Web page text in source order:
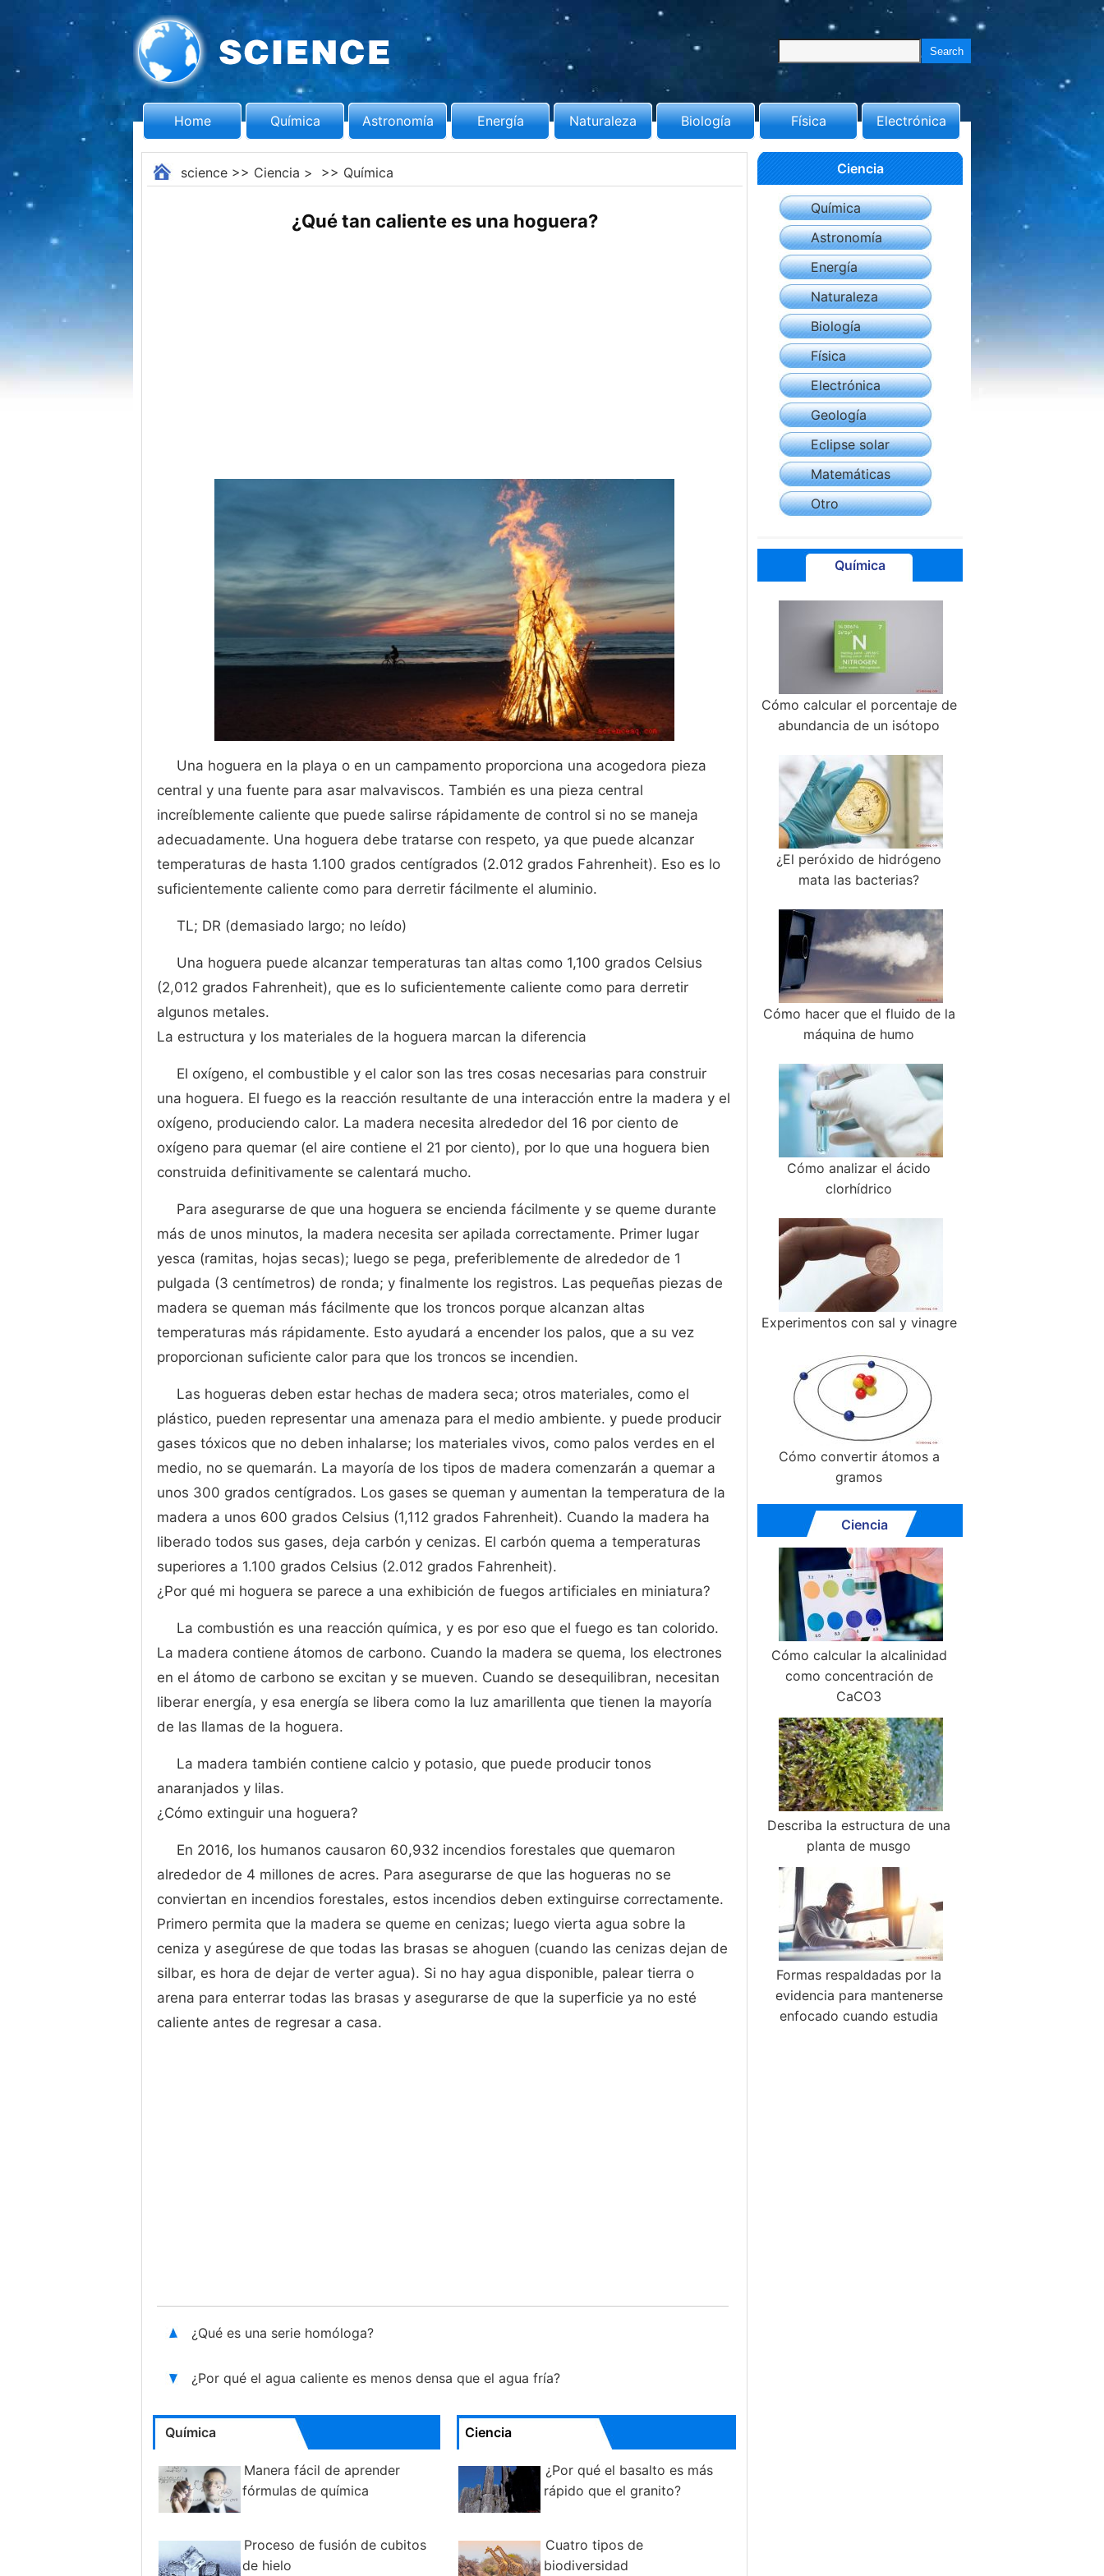
Home Química Astronomía Energía Naturaleza Biología Física Electrónica
science>> Ciencia > >> Química
¿Qué tan caliente es una hoguera?
Una hoguera en la playa o en un campamento proporciona una acogedora pieza
central y una fuente para asar malvaviscos. También es una pieza central
increíblemente caliente que puede salirse rápidamente de control si no se maneja
adecuadamente. Una hoguera debe tratarse con respeto, ya que puede alcanzar
temperaturas de hasta 1.100 grados centígrados (2.012 grados Fahrenheit). Eso es lo
suficientemente caliente como para derretir fácilmente el aluminio.
TL; DR (demasiado largo; no leído)
Una hoguera puede alcanzar temperaturas tan altas como 1,100 grados Celsius
(2,012 grados Fahrenheit), que es lo suficientemente caliente como para derretir
algunos metales.
La estructura y los materiales de la hoguera marcan la diferencia
El oxígeno, el combustible y el calor son las tres cosas necesarias para construir
una hoguera. El fuego es la reacción resultante de una interacción entre la madera y el
oxígeno, produciendo calor. La madera necesita alrededor del 16 por ciento de
oxígeno para quemar (el aire contiene el 21 por ciento), por lo que una hoguera bien
construida definitivamente se calentará mucho.
Para asegurarse de que una hoguera se encienda fácilmente y se queme durante
más de unos minutos, la madera necesita ser apilada correctamente. Primer lugar
yesca (ramitas, hojas secas); luego se pega, preferiblemente de alrededor de 1
pulgada (3 centímetros) de ronda; y finalmente los registros. Las pequeñas piezas de
madera se queman más fácilmente que los troncos porque alcanzan altas
temperaturas más rápidamente. Esto ayudará a encender los palos, que a su vez
proporcionan suficiente calor para que los troncos se incendien.
Las hogueras deben estar hechas de madera seca; otros materiales, como el
plástico, pueden representar una amenaza para el medio ambiente. y puede producir
gases tóxicos que no deben inhalarse; los materiales vivos, como palos verdes en el
medio, no se quemarán. La mayoría de los tipos de madera comenzarán a quemar a
unos 300 grados centígrados. Los gases se queman y aumentan la temperatura de la
madera a unos 600 grados Celsius (1,112 grados Fahrenheit). Cuando la madera ha
liberado todos sus gases, deja carbón y cenizas. El carbón quema a temperaturas
superiores a 1.100 grados Celsius (2.012 grados Fahrenheit).
¿Por qué mi hoguera se parece a una exhibición de fuegos artificiales en miniatura?
La combustión es una reacción química, y es por eso que el fuego es tan colorido.
La madera contiene átomos de carbono. Cuando la madera se quema, los electrones
en el átomo de carbono se excitan y se mueven. Cuando se desequilibran, necesitan
liberar energía, y esa energía se libera como la luz amarillenta que tienen la mayoría
de las llamas de la hoguera.
La madera también contiene calcio y potasio, que puede producir tonos
anaranjados y lilas.
¿Cómo extinguir una hoguera?
En 2016, los humanos causaron 60,932 incendios forestales que quemaron
alrededor de 4 millones de acres. Para asegurarse de que las hogueras no se
conviertan en incendios forestales, estos incendios deben extinguirse correctamente.
Primero permita que la madera se queme en cenizas; luego vierta agua sobre la
ceniza y asegúrese de que todas las brasas se ahoguen (cuando las cenizas dejan de
silbar, es hora de dejar de verter agua). Si no hay agua disponible, palear tierra o
arena para enterrar todas las brasas y asegurarse de que la superficie ya no esté
caliente antes de regresar a casa.
¿Qué es una serie homóloga?
¿Por qué el agua caliente es menos densa que el agua fría?
Química
Manera fácil de aprender
fórmulas de química
Proceso de fusión de cubitos
de hielo
Ciencia
¿Por qué el basalto es más
rápido que el granito?
Cuatro tipos de
biodiversidad
Ciencia
Química
Astronomía
Energía
Naturaleza
Biología
Física
Electrónica
Geología
Eclipse solar
Matemáticas
Otro
Química
Cómo calcular el porcentaje de
abundancia de un isótopo
¿El peróxido de hidrógeno
mata las bacterias?
Cómo hacer que el fluido de la
máquina de humo
Cómo analizar el ácido
clorhídrico
Experimentos con sal y vinagre
Cómo convertir átomos a
gramos
Ciencia
Cómo calcular la alcalinidad
como concentración de
CaCO3
Describa la estructura de una
planta de musgo
Formas respaldadas por la
evidencia para mantenerse
enfocado cuando estudia